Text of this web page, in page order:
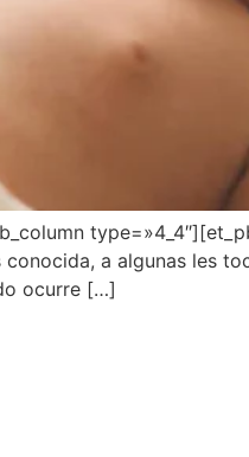
a algunas les
ocurre […]